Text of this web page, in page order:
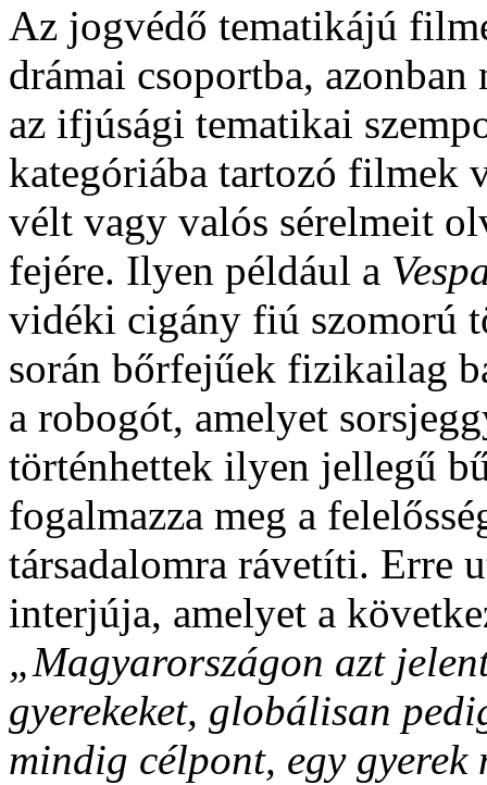
Az jogvédő tematikájú
drámai csoportba,
az ifjúsági tematikai
kategóriába tartozó filmek
vélt vagy valós sérelmeit
fejére. Ilyen például a
vidéki cigány fiú szomorú
során bőrfejűek fizikailag
a robogót, amelyet
történhettek ilyen jellegű
fogalmazza meg a
társadalomra rávetíti. Erre
interjúja, amelyet a
„Magyarországon azt
gyerekeket, globálisan
mindig célpont, egy